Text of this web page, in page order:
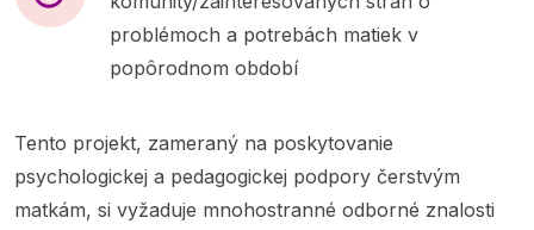
problémoch a potrebách matiek v
popôrodnom období
Tento projekt, zameraný na poskytovanie
psychologickej a pedagogickej podpory čerstvým
matkám, si vyžaduje mnohostranné odborné znalosti